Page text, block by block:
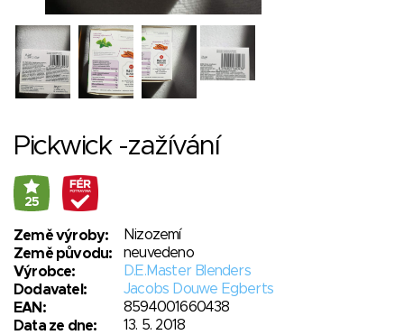
Pickwick -zažívání
25
Země výroby:
Nizozemí
Země původu:
neuvedeno
Výrobce:
D.E.Master Blenders
Dodavatel:
Jacobs Douwe Egberts
EAN:
8594001660438
Data ze dne:
13. 5. 2018